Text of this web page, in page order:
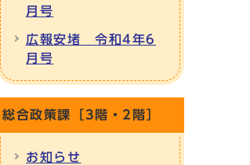
月号
広報安堵 令和4年6
月号
総合政策課［3階・2階］
お知らせ